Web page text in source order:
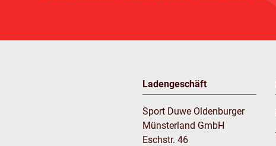
Ladengeschäft
Sport Duwe Oldenburger
Münsterland GmbH
Eschstr. 46